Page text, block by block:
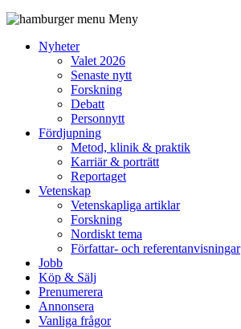
Meny
Nyheter
Valet 2026
Senaste nytt
Forskning
Debatt
Personnytt
Fördjupning
Metod, klinik & praktik
Karriär & porträtt
Reportaget
Vetenskap
Vetenskapliga artiklar
Forskning
Nordiskt tema
Författar- och referentanvisningar
Jobb
Köp & Sälj
Prenumerera
Annonsera
Vanliga frågor